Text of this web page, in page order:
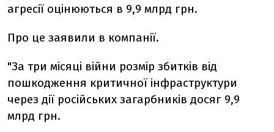
агресії оцінюються в 9,9 млрд грн.
Про це заявили в компанії.
"За три місяці війни розмір збитків від
пошкодження критичної інфраструктури
через дії російських загарбників досяг 9,9
млрд грн.